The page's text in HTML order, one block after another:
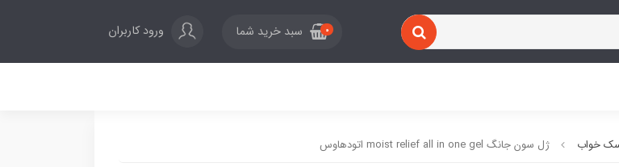
0 سبد خرید شما ورود کاربران
خواب ژل سون جانگ moist relief all in one gel اتودهاوس